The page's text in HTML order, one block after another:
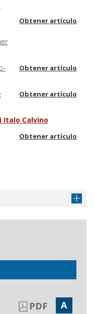
Obtener artículo
Obtener artículo
Obtener artículo
Calvino
Obtener artículo
PDF A